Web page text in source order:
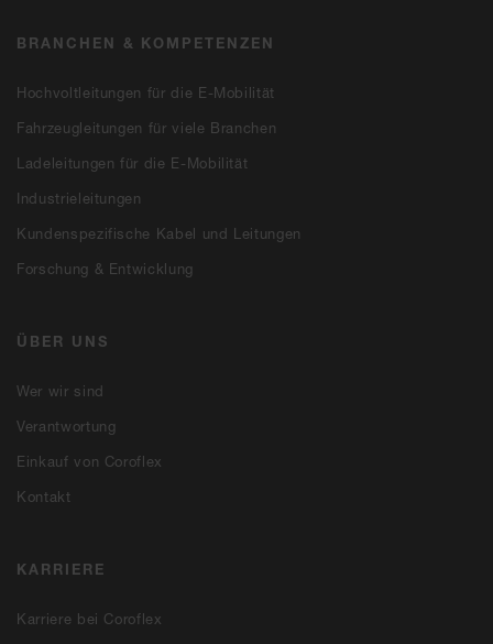
BRANCHEN & KOMPETENZEN
Hochvoltleitungen für die E-Mobilität
Fahrzeugleitungen für viele Branchen
Ladeleitungen für die E-Mobilität
Industrieleitungen
Kundenspezifische Kabel und Leitungen
Forschung & Entwicklung
ÜBER UNS
Wer wir sind
Verantwortung
Einkauf von Coroflex
Kontakt
KARRIERE
Karriere bei Coroflex